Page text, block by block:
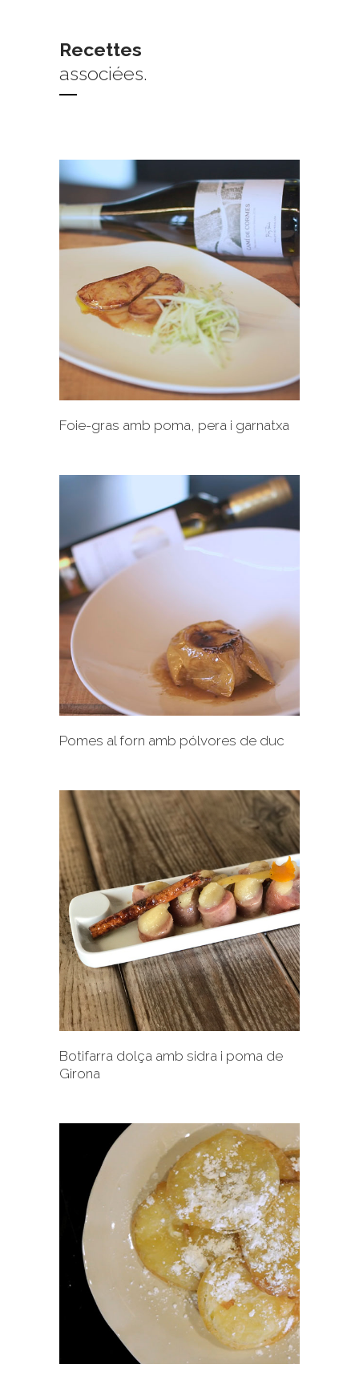
Recettes
associées.
+
Foie-gras amb poma, pera i garnatxa
+
Pomes al forn amb pólvores de duc
+
Botifarra dolça amb sidra i poma de
Girona
+